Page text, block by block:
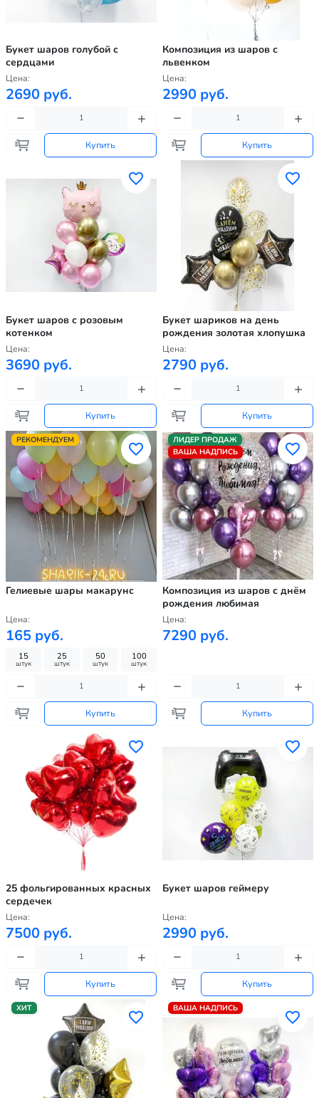
Букет шаров голубой с
сердцами
Цена:
2690 руб.
Купить
Композиция из шаров с
львенком
Цена:
2990 руб.
Купить
Букет шаров с розовым
котенком
Цена:
3690 руб.
Купить
Букет шариков на день
рождения золотая хлопушка
Цена:
2790 руб.
Купить
РЕКОМЕНДУЕМ
Гелиевые шары макарунс
Цена:
165 руб.
15
штук
25
штук
50
штук
100
штук
Купить
ЛИДЕР ПРОДАЖ
ВАША НАДПИСЬ
Композиция из шаров с днём
рождения любимая
Цена:
7290 руб.
Купить
25 фольгированных красных
сердечек
Цена:
7500 руб.
Купить
Букет шаров геймеру
Цена:
2990 руб.
Купить
ХИТ ВАША НАДПИСЬ